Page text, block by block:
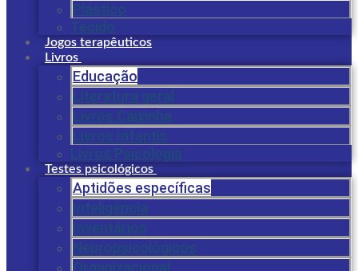
Plástico
Tecido
Jogos terapêuticos
Livros
Educação
Literatura geral
Livros Caixinha
Livros Infantis
Livros Psicologia
Testes psicológicos
Aptidões específicas
Inteligência
Inventários
Neuropsicológicos
Organizacional